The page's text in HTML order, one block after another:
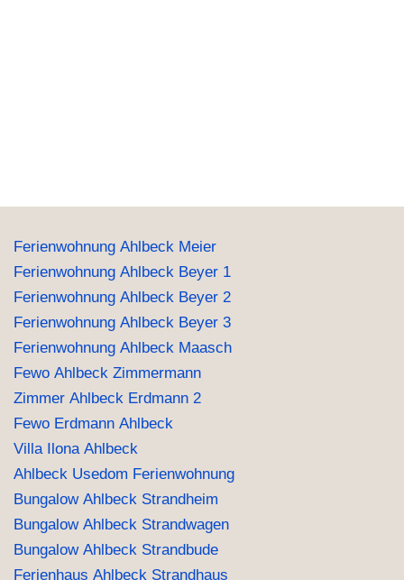
Ferienwohnung Ahlbeck Meier
Ferienwohnung Ahlbeck Beyer 1
Ferienwohnung Ahlbeck Beyer 2
Ferienwohnung Ahlbeck Beyer 3
Ferienwohnung Ahlbeck Maasch
Fewo Ahlbeck Zimmermann
Zimmer Ahlbeck Erdmann 2
Fewo Erdmann Ahlbeck
Villa Ilona Ahlbeck
Ahlbeck Usedom Ferienwohnung
Bungalow Ahlbeck Strandheim
Bungalow Ahlbeck Strandwagen
Bungalow Ahlbeck Strandbude
Ferienhaus Ahlbeck Strandhaus